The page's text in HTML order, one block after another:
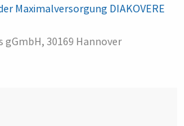
Maximalversorgung DIAKOVERE
gGmbH, 30169 Hannover